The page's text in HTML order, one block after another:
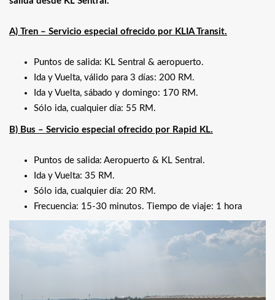
A) Tren – Servicio especial ofrecido por KLIA Transit.
Puntos de salida: KL Sentral & aeropuerto.
Ida y Vuelta, válido para 3 días: 200 RM.
Ida y Vuelta, sábado y domingo: 170 RM.
Sólo ida, cualquier día: 55 RM.
B) Bus – Servicio especial ofrecido por Rapid KL.
Puntos de salida: Aeropuerto & KL Sentral.
Ida y Vuelta: 35 RM.
Sólo ida, cualquier día: 20 RM.
Frecuencia: 15-30 minutos. Tiempo de viaje: 1 hora